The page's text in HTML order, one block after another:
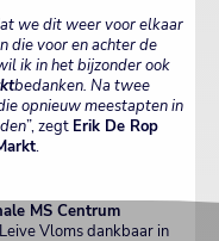
we dit weer voor elkaar
die voor en achter de
ik in het bijzonder ook
bedanken. Na twee
opnieuw meestapten in
”, zegt Erik De Rop
.
MS Centrum
Vloms dankbaar in